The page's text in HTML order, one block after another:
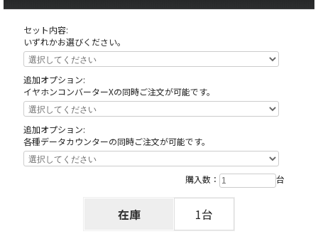
天井の木枠部分に島へ固定する為にホールが空けたネジ穴がありますが、これ
は修復できない部分ですので予めご了承下さい。
セット内容:
いずれかお選びください。
追加オプション:
イヤホンコンバーターXの同時ご注文が可能です。
追加オプション:
各種データカウンターの同時ご注文が可能です。
購入数： 台
在庫 1台